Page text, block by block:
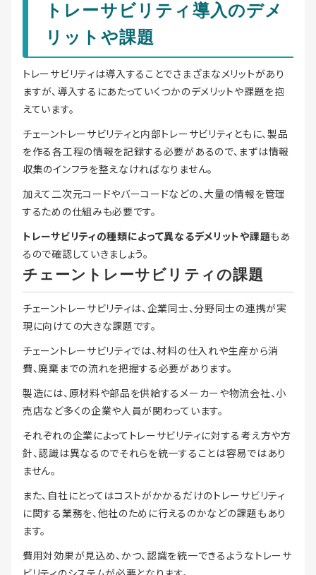
トレーサビリティ導入のデメ
リットや課題
トレーサビリティは導入することでさまざまなメリットがあり
ますが、導入するにあたっていくつかのデメリットや課題を抱
えています。
チェーントレーサビリティと内部トレーサビリティともに、製品
を作る各工程の情報を記録する必要があるので、まずは情報
収集のインフラを整えなければなりません。
加えて二次元コードやバーコードなどの、大量の情報を管理
するための仕組みも必要です。
トレーサビリティの種類によって異なるデメリットや課題もあ
るので確認していきましょう。
チェーントレーサビリティの課題
チェーントレーサビリティは、企業同士、分野同士の連携が実
現に向けての大きな課題です。
チェーントレーサビリティでは、材料の仕入れや生産から消
費、廃棄までの流れを把握する必要があります。
製造には、原材料や部品を供給するメーカーや物流会社、小
売店など多くの企業や人員が関わっています。
それぞれの企業によってトレーサビリティに対する考え方や方
針、認識は異なるのでそれらを統一することは容易ではあり
ません。
また、自社にとってはコストがかかるだけのトレーサビリティ
に関する業務を、他社のために行えるのかなどの課題もあり
ます。
費用対効果が見込め、かつ、認識を統一できるようなトレーサ